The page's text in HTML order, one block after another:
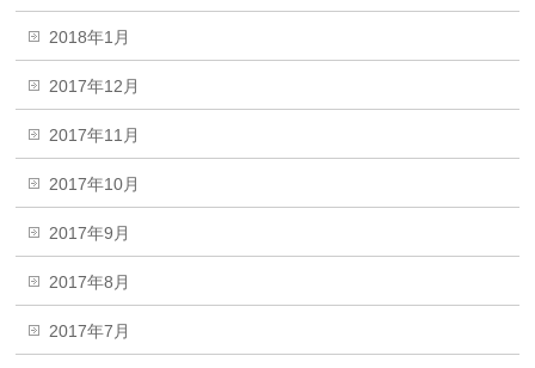
2018年1月
2017年12月
2017年11月
2017年10月
2017年9月
2017年8月
2017年7月